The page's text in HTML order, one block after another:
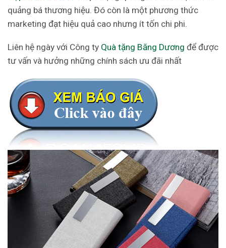
quảng bá thương hiệu. Đó còn là một phương thức
marketing đạt hiệu quả cao nhưng ít tốn chi phi.
Liên hệ ngày với Công ty Quà tặng Băng Dương để được
tư vấn và hưởng những chính sách ưu đãi nhất